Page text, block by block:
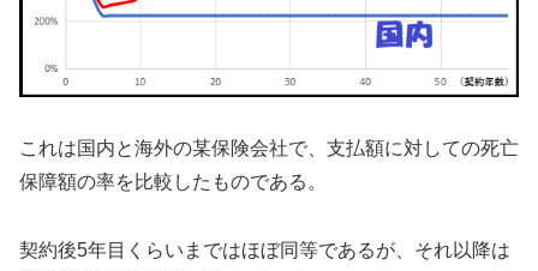
これは国内と海外の某保険会社で、支払額に対しての死亡
保障額の率を比較したものである。
契約後5年目くらいまではほぼ同等であるが、それ以降は